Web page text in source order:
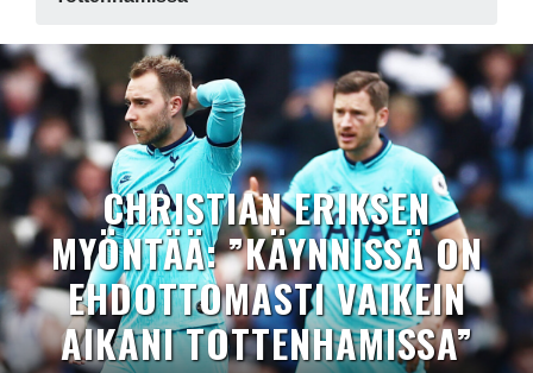
CHRISTIAN ERIKSEN
MYÖNTÄÄ: ”KÄYNNISSÄ ON
EHDOTTOMASTI VAIKEIN
AIKANI TOTTENHAMISSA”